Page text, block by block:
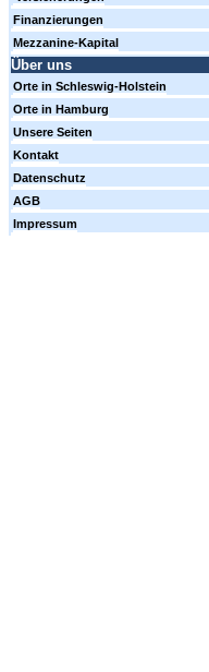
Finanzierungen
Mezzanine-Kapital
Über uns
Orte in Schleswig-Holstein
Orte in Hamburg
Unsere Seiten
Kontakt
Datenschutz
AGB
Impressum